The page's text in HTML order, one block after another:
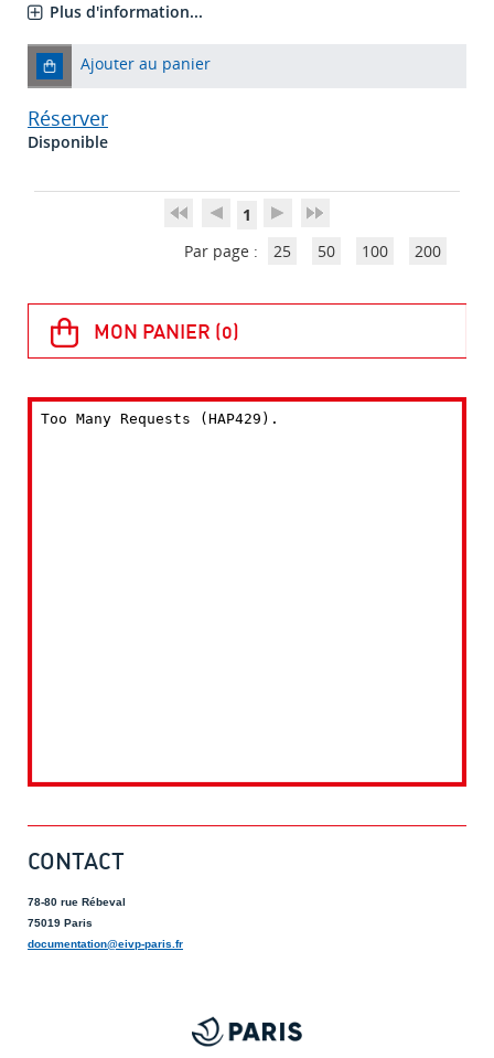
Plus d'information...
Ajouter au panier
Réserver
Disponible
1
Par page :
25 50 100 200
CONTACT
78-80 rue Rébeval
75019 Paris
documentation@eivp-paris.fr